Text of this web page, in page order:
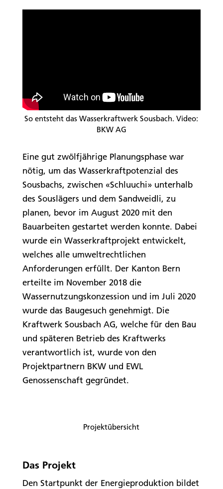
So entsteht das Wasserkraftwerk Sousbach. Video:
BKW AG
Eine gut zwölfjährige Planungsphase war
nötig, um das Wasserkraftpotenzial des
Sousbachs, zwischen «Schluuchi» unterhalb
des Souslägers und dem Sandweidli, zu
planen, bevor im August 2020 mit den
Bauarbeiten gestartet werden konnte. Dabei
wurde ein Wasserkraftprojekt entwickelt,
welches alle umweltrechtlichen
Anforderungen erfüllt. Der Kanton Bern
erteilte im November 2018 die
Wassernutzungskonzession und im Juli 2020
wurde das Baugesuch genehmigt. Die
Kraftwerk Sousbach AG, welche für den Bau
und späteren Betrieb des Kraftwerks
verantwortlich ist, wurde von den
Projektpartnern BKW und EWL
Genossenschaft gegründet.
Projektübersicht
Das Projekt
Den Startpunkt der Energieproduktion bildet